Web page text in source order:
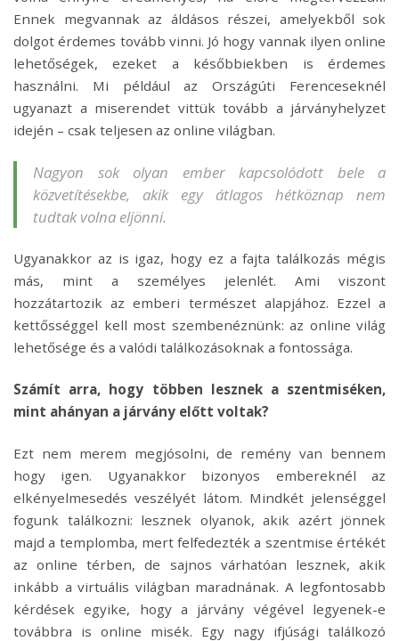
Ennek megvannak az áldásos részei, amelyekből sok
dolgot érdemes tovább vinni. Jó hogy vannak ilyen online
lehetőségek, ezeket a későbbiekben is érdemes
használni. Mi például az Országúti Ferenceseknél
ugyanazt a miserendet vittük tovább a járványhelyzet
idején – csak teljesen az online világban.
Nagyon sok olyan ember kapcsolódott bele a
közvetítésekbe, akik egy átlagos hétköznap nem
tudtak volna eljönni.
Ugyanakkor az is igaz, hogy ez a fajta találkozás mégis
más, mint a személyes jelenlét. Ami viszont
hozzátartozik az emberi természet alapjához. Ezzel a
kettősséggel kell most szembenéznünk: az online világ
lehetősége és a valódi találkozásoknak a fontossága.
Számít arra, hogy többen lesznek a szentmiséken,
mint ahányan a járvány előtt voltak?
Ezt nem merem megjósolni, de remény van bennem
hogy igen. Ugyanakkor bizonyos embereknél az
elkényelmesedés veszélyét látom. Mindkét jelenséggel
fogunk találkozni: lesznek olyanok, akik azért jönnek
majd a templomba, mert felfedezték a szentmise értékét
az online térben, de sajnos várhatóan lesznek, akik
inkább a virtuális világban maradnának. A legfontosabb
kérdések egyike, hogy a járvány végével legyenek-e
továbbra is online misék. Egy nagy ifjúsági találkozó